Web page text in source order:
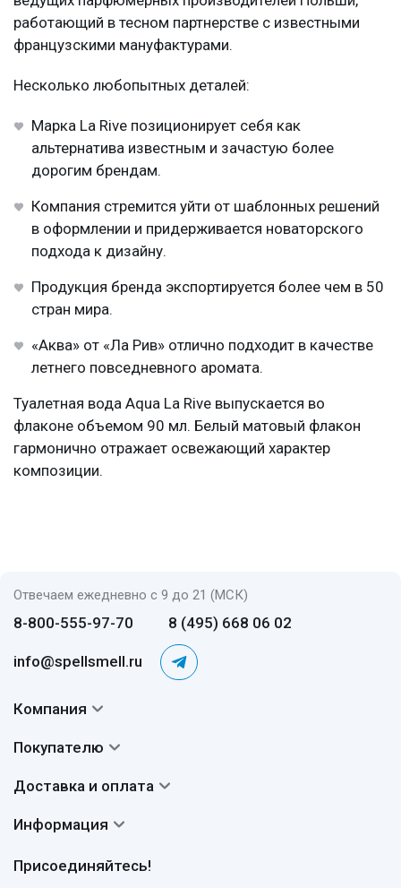
работающий в тесном партнерстве с известными
французскими мануфактурами.
Несколько любопытных деталей:
Марка La Rive позиционирует себя как
альтернатива известным и зачастую более
дорогим брендам.
Компания стремится уйти от шаблонных решений
в оформлении и придерживается новаторского
подхода к дизайну.
Продукция бренда экспортируется более чем в 50
стран мира.
«Аква» от «Ла Рив» отлично подходит в качестве
летнего повседневного аромата.
Туалетная вода Aqua La Rive выпускается во
флаконе объемом 90 мл. Белый матовый флакон
гармонично отражает освежающий характер
композиции.
Отвечаем ежедневно с 9 до 21 (МСК)
8-800-555-97-70 8 (495) 668 06 02
info@spellsmell.ru
Присоединяйтесь!
Компания
Авторы
Сертификаты
Покупателю
Вопросы и ответы
Отзывы
Доставка и оплата
Доставка
Возврат
Информация